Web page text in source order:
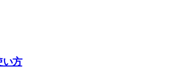
グアウト」をクリックします。 3．
い方